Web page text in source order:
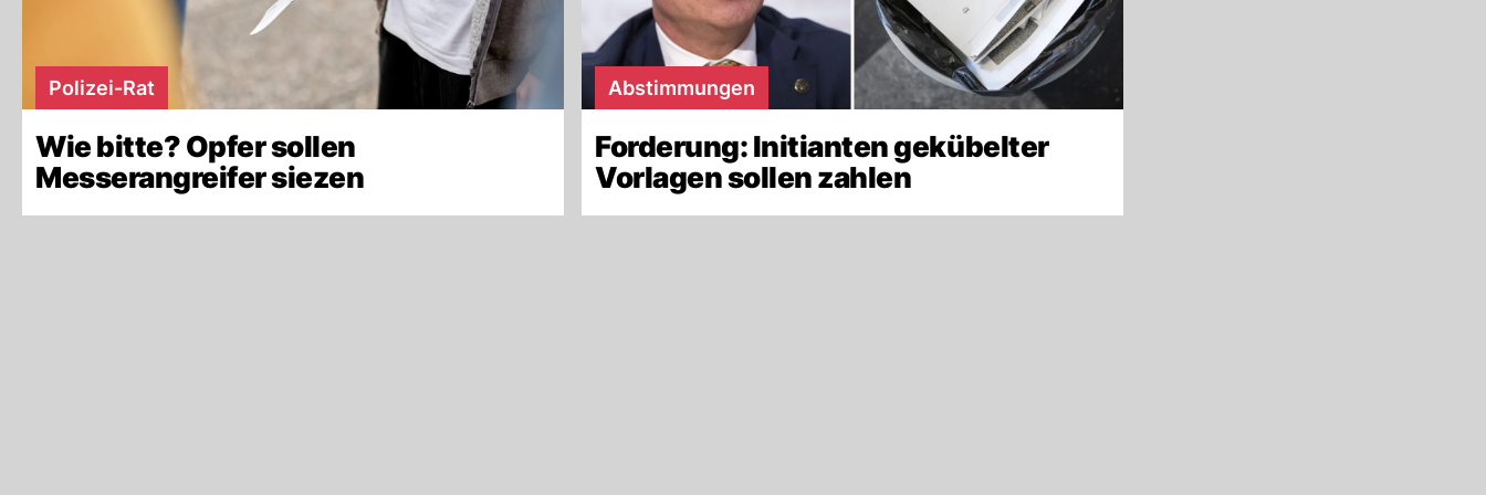
Polizei-Rat
Wie bitte? Opfer sollen
Messerangreifer siezen
Abstimmungen
Forderung: Initianten gekübelter
Vorlagen sollen zahlen